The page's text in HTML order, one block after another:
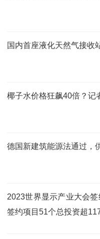
国内首座液化天然气接收
椰子水价格狂飙40倍？记
德国新建筑能源法通过，
2023世界显示产业大会
签约项目51个总投资超